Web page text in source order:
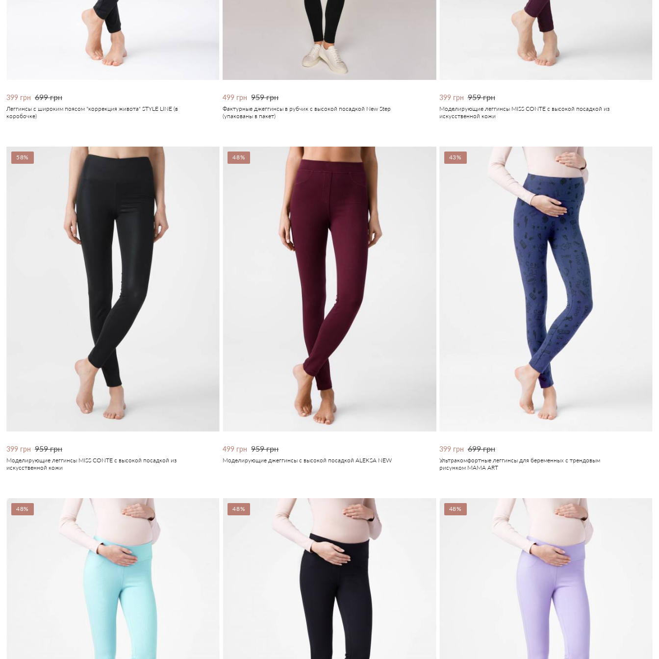
399 грн 699 грн
Леггинсы с широким поясом "коррекция живота" STYLE LINE (в
коробочке)
499 грн 959 грн
Фактурные джеггинсы в рубчик с высокой посадкой New Step
(упакованы в пакет)
399 грн 959 грн
Моделирующие леггинсы MISS CONTE с высокой посадкой из
искусственной кожи
58%
399 грн 959 грн
Моделирующие леггинсы MISS CONTE с высокой посадкой из
искусственной кожи
48%
499 грн 959 грн
Моделирующие джеггинсы с высокой посадкой ALEKSA NEW
43%
399 грн 699 грн
Ультракомфортные леггинсы для беременных с трендовым
рисунком MAMA ART
48% 48% 48%